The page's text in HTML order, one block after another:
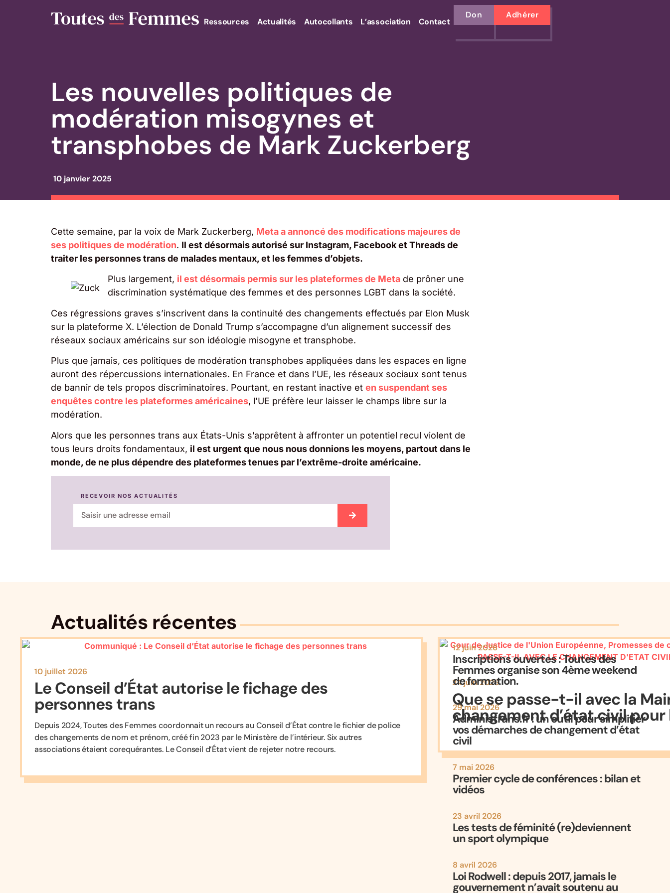
Ressources Actualités Autocollants L’association Contact
Don Adhérer
Les nouvelles politiques de
modération misogynes et
transphobes de Mark Zuckerberg
10 janvier 2025
Cette semaine, par la voix de Mark Zuckerberg, Meta a annoncé des modifications majeures de
ses politiques de modération. Il est désormais autorisé sur Instagram, Facebook et Threads de
traiter les personnes trans de malades mentaux, et les femmes d’objets.
Plus largement, il est désormais permis sur les plateformes de Meta de prôner une
discrimination systématique des femmes et des personnes LGBT dans la société.
Ces régressions graves s’inscrivent dans la continuité des changements effectués par Elon Musk
sur la plateforme X. L’élection de Donald Trump s’accompagne d’un alignement successif des
réseaux sociaux américains sur son idéologie misogyne et transphobe.
Plus que jamais, ces politiques de modération transphobes appliquées dans les espaces en ligne
auront des répercussions internationales. En France et dans l’UE, les réseaux sociaux sont tenus
de bannir de tels propos discriminatoires. Pourtant, en restant inactive et en suspendant ses
enquêtes contre les plateformes américaines, l’UE préfère leur laisser le champs libre sur la
modération.
Alors que les personnes trans aux États-Unis s’apprêtent à affronter un potentiel recul violent de
tous leurs droits fondamentaux, il est urgent que nous nous donnions les moyens, partout dans le
monde, de ne plus dépendre des plateformes tenues par l’extrême-droite américaine.
RECEVOIR NOS ACTUALITÉS
Actualités récentes
10 juillet 2026
Le Conseil d’État autorise le fichage des
personnes trans
Depuis 2024, Toutes des Femmes coordonnait un recours au Conseil d’État contre le fichier de police
des changements de nom et prénom, créé fin 2023 par le Ministère de l’intérieur. Six autres
associations étaient corequérantes. Le Conseil d’État vient de rejeter notre recours.
24 juin 2026
Que se passe-t-il avec la
changement d’état civil
12 juin 2026
Inscriptions ouvertes : Toutes des
Femmes organise son 4ème weekend
de formation.
29 mai 2026
Administrans.fr : un outil pour simplifier
vos démarches de changement d’état
civil
7 mai 2026
Premier cycle de conférences : bilan et
vidéos
23 avril 2026
Les tests de féminité (re)deviennent
un sport olympique
8 avril 2026
Loi Rodwell : depuis 2017, jamais le
gouvernement n’avait soutenu au